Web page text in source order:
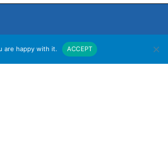
are happy with it. ACCEPT